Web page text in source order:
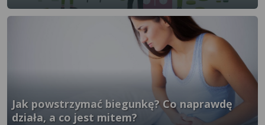
}" />
Jak powstrzymać biegunkę? Co naprawdę
działa, a co jest mitem?